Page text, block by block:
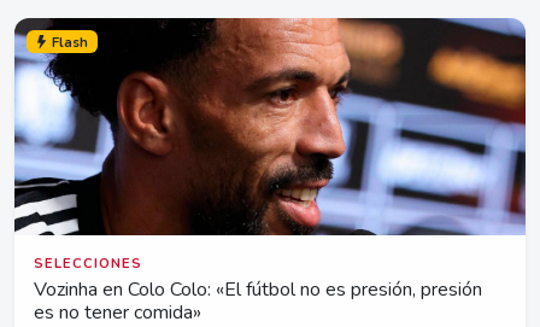
Flash
SELECCIONES
Vozinha en Colo Colo: «El fútbol no es presión, presión
es no tener comida»